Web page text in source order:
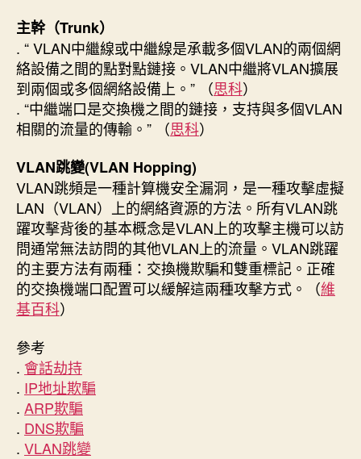
主幹（Trunk）
. “ VLAN中繼線或中繼線是承載多個VLAN的兩個網
絡設備之間的點對點鏈接。VLAN中繼將VLAN擴展
到兩個或多個網絡設備上。” （思科）
. “中繼端口是交換機之間的鏈接，支持與多個VLAN
相關的流量的傳輸。” （思科）
VLAN跳變(VLAN Hopping)
VLAN跳頻是一種計算機安全漏洞，是一種攻擊虛擬
LAN（VLAN）上的網絡資源的方法。所有VLAN跳
躍攻擊背後的基本概念是VLAN上的攻擊主機可以訪
問通常無法訪問的其他VLAN上的流量。VLAN跳躍
的主要方法有兩種：交換機欺騙和雙重標記。正確
的交換機端口配置可以緩解這兩種攻擊方式。（維
基百科）
參考
. 會話劫持
. IP地址欺騙
. ARP欺騙
. DNS欺騙
. VLAN跳變